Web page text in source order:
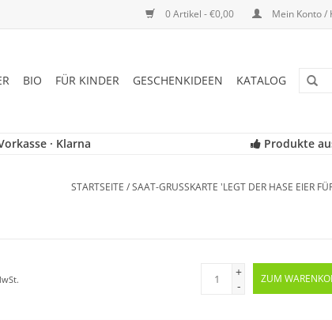
0 Artikel - €0,00 Mein Konto /
BIO FÜR KINDER GESCHENKIDEEN KATALOG
· Klarna Produkte
STARTSEITE /SAAT-GRUSSKARTE 'LEGT DER HASE EIER
+
-
ZUM